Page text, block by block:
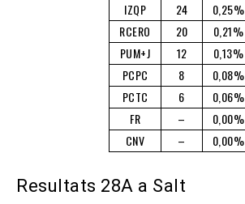
IZQP
24
0,25%
RCERO
20
0,21%
PUM+J
12
0,13%
PCPC
8
0,08%
PCTC
6
0,06%
FR
–
0,00%
CNV
– 0,00%
Resultats 28A a Salt